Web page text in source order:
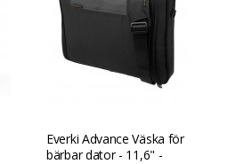
Everki Advance Väska för
bärbar dator - 11,6" -